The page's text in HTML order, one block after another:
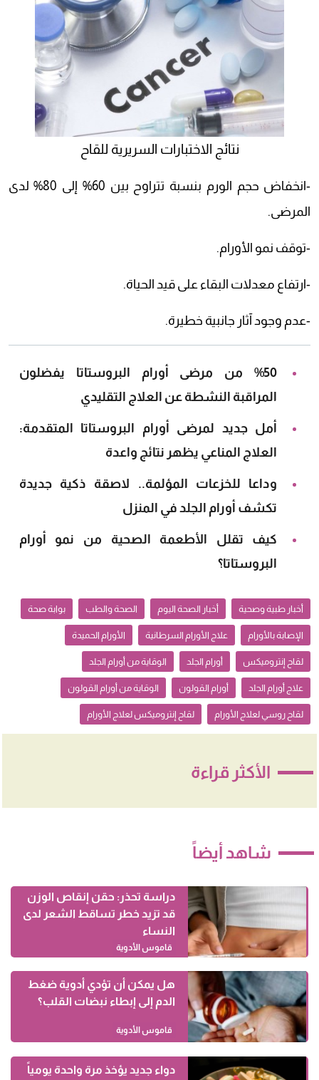
نتائج الاختبارات السريرية للقاح
-انخفاض حجم الورم بنسبة تتراوح بين 60% إلى 80% لدى
المرضى.
-توقف نمو الأورام.
-ارتفاع معدلات البقاء على قيد الحياة.
-عدم وجود آثار جانبية خطيرة.
%50 من مرضى أورام البروستاتا يفضلون
المراقبة النشطة عن العلاج التقليدي
أمل جديد لمرضى أورام البروستاتا المتقدمة:
العلاج المناعي يظهر نتائج واعدة
وداعا للخزعات المؤلمة.. لاصقة ذكية جديدة
تكشف أورام الجلد في المنزل
كيف تقلل الأطعمة الصحية من نمو أورام
البروستاتا؟
أخبار طبية وصحية أخبار الصحة اليوم الصحة والطب بوابة صحة
الإصابة بالأورام علاج الأورام السرطانية الأورام الحميدة
لقاح إنتروميكس أورام الجلد الوقاية من أورام الجلد
علاج أورام الجلد أورام القولون الوقاية من أورام القولون
لقاح روسي لعلاج الأورام لقاح إنتروميكس لعلاج الأورام
الأكثر قراءة
شاهد أيضاً
دراسة تحذر: حقن إنقاص الوزن
قد تزيد خطر تساقط الشعر لدى
النساء
قاموس الأدوية
هل يمكن أن تؤدي أدوية ضغط
الدم إلى إبطاء نبضات القلب؟
قاموس الأدوية
دواء جديد يؤخذ مرة واحدة يومياً